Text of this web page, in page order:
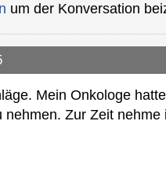
um der Konversation
Mein Onkologe
Zur Zeit